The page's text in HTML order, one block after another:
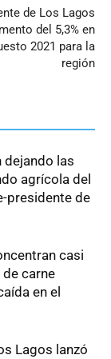
de Los Lagos
del 5,3% en
2021 para la
región
dejando las
agrícola del
presidente de
casi
carne
en el
Lagos lanzó